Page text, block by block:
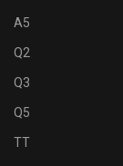
A5
Q2
Q3
Q5
TT